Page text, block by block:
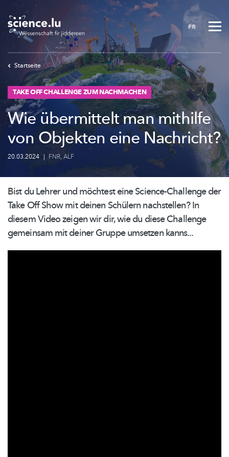
to
main
content
FR
Startseite
TAKE OFF CHALLENGE ZUM NACHMACHEN
Wie übermittelt man mithilfe
von Objekten eine Nachricht?
20.03.2024 | FNR, ALF
Bist du Lehrer und möchtest eineScience-Challengeder
Take Off Show mit deinen Schülern nachstellen? In
diesem Video zeigen wir dir, wie du diese Challenge
gemeinsam mit deiner Gruppe umsetzen kanns...